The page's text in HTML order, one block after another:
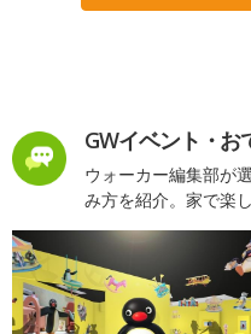
GWイベント・お
ウォーカー編集部が
み方を紹介。家で楽